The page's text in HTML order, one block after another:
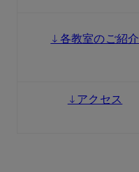
↓各教室のご紹介
↓アクセス